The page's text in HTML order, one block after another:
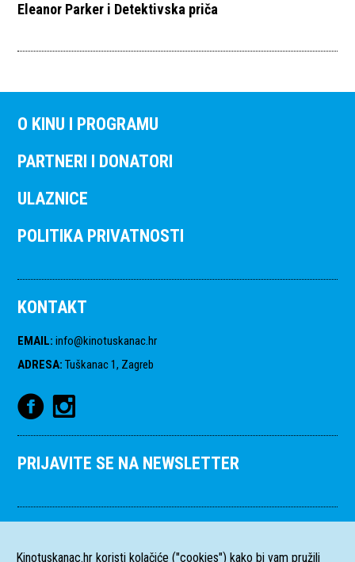
Eleanor Parker i Detektivska priča
O KINU I PROGRAMU
PARTNERI I DONATORI
ULAZNICE
POLITIKA PRIVATNOSTI
KONTAKT
EMAIL: info@kinotuskanac.hr
ADRESA: Tuškanac 1, Zagreb
PRIJAVITE SE NA NEWSLETTER
Kinotuskanac.hr koristi kolačiće ("cookies") kako bi vam pružili